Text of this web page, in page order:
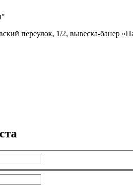
переулок, 1/2, вывеска-банер